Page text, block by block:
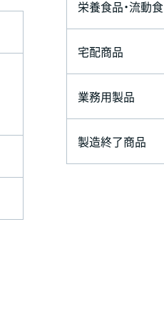
栄養食品・流動食
宅配商品
業務用製品
製造終了商品